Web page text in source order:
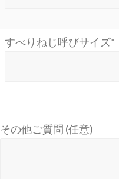
すべりねじ呼びサイズ*
その他ご質問 (任意)